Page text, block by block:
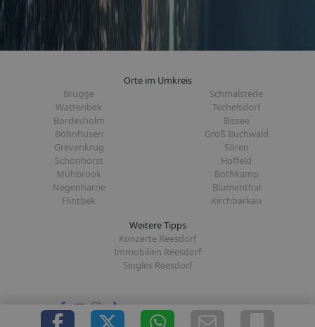
Orte im Umkreis
Brügge
Schmalstede
Wattenbek
Techelsdorf
Bordesholm
Bissee
Böhnhusen
Groß Buchwald
Grevenkrug
Sören
Schönhorst
Hoffeld
Mühbrook
Bothkamp
Negenharrie
Blumenthal
Flintbek
Kirchbarkau
Weitere Tipps
Konzerte Reesdorf
Immobilien Reesdorf
Singles Reesdorf